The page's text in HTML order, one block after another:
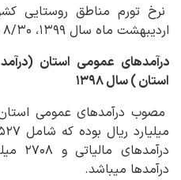
نرخ تورم مناطق روستایی
اردیبهشت ماه سال ۱۳۹۹، ۸/۳۰ درصد بوده است.
درآمدهای عمومی استان
استان ) سال ۱۳۹۸
درآمدها می‏باشد.